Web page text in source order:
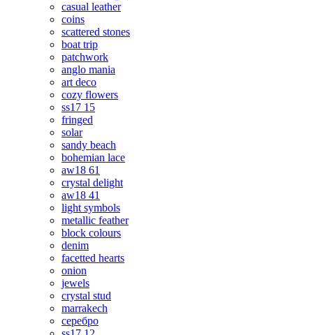
casual leather
coins
scattered stones
boat trip
patchwork
anglo mania
art deco
cozy flowers
ss17 15
fringed
solar
sandy beach
bohemian lace
aw18 61
crystal delight
aw18 41
light symbols
metallic feather
block colours
denim
facetted hearts
onion
jewels
crystal stud
marrakech
серебро